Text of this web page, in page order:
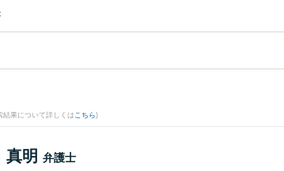
結果について詳しくはこちら)
真明 弁護士